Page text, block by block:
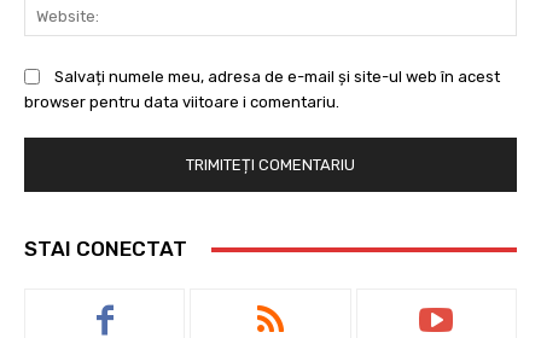
Salvați numele meu, adresa de e-mail și site-ul web în acest
browser pentru data viitoare i comentariu.
STAI CONECTAT